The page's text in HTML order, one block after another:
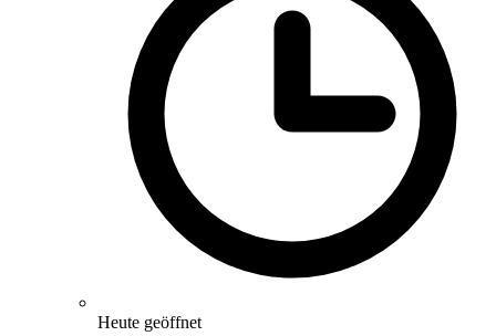
Heute geöffnet